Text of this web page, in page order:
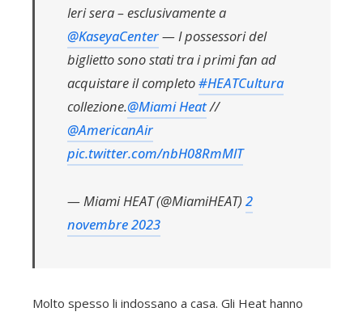
Ieri sera – esclusivamente a
@KaseyaCenter— I possessori del
biglietto sono stati tra i primi fan ad
acquistare il completo#HEATCultura
collezione.@Miami Heat//
@AmericanAir
pic.twitter.com/nbH08RmMlT
— Miami HEAT (@MiamiHEAT) 2
novembre 2023
Molto spesso li indossano a casa. Gli Heat hanno